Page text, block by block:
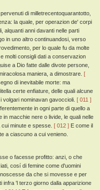
di milletrecentoquarantotto,
la quale, per operazion de' corpi
alquanti anni davanti nelle parti
in uno altro continuandosi, verso
per lo quale fu da molte
molti consigli dati a conservazion
a Dio fatte dalle divote persone,
maniera, a dimostrare. [
di inevitabile morte: ma
certe enfiature, delle quali alcune
nominavan gavoccioli. [ 011 ]
in ogni parte di quello a
macchie nere o livide, le quali nelle
minute e spesse. [ 012 ] E come il
a ciascuno a cui venieno.
o facesse profitto: anzi, o che
cosí di femine come d'uomini
da che si movesse e per
infra 'l terzo giorno dalla apparizione